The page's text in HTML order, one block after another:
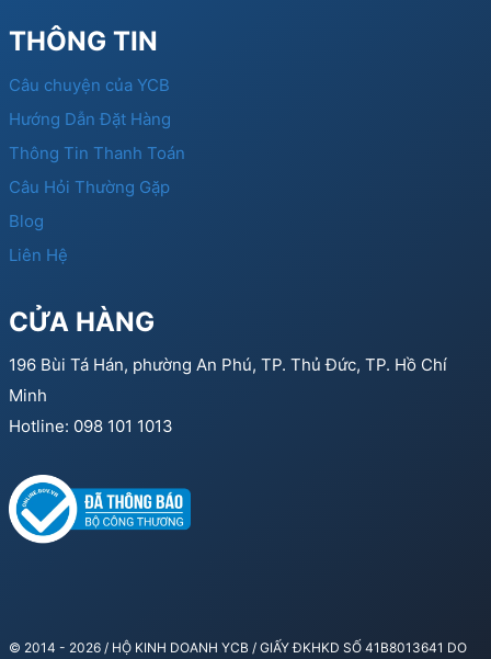
THÔNG TIN
Câu chuyện của YCB
Hướng Dẫn Đặt Hàng
Thông Tin Thanh Toán
Câu Hỏi Thường Gặp
Blog
Liên Hệ
CỬA HÀNG
196 Bùi Tá Hán, phường An Phú, TP. Thủ Đức, TP. Hồ Chí
Minh
Hotline: 098 101 1013
© 2014 - 2026 / HỘ KINH DOANH YCB / GIẤY ĐKHKD SỐ 41B8013641 DO